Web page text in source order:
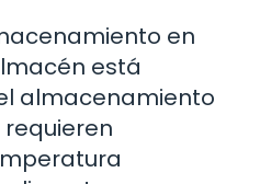
en
está
almacenamiento